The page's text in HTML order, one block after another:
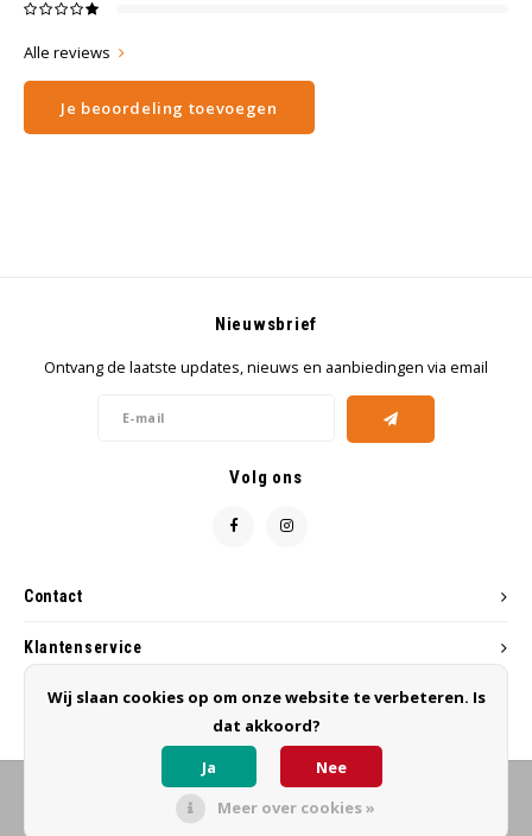
Alle reviews
Je beoordeling toevoegen
Contact
Nieuwsbrief
Ontvang de laatste updates, nieuws en aanbiedingen via email
Volg ons
Klantenservice
Mijn account
Wij slaan cookies op om onze website te verbeteren. Is
dat akkoord?
Ja
Nee
Meer over cookies »